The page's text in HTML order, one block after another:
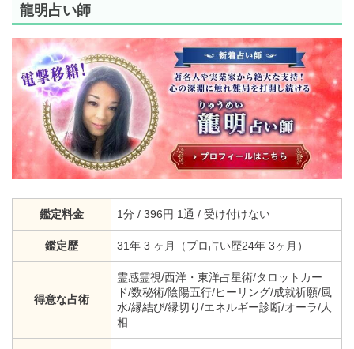
龍明占い師
鑑定料金 1分 / 396円 1通 / 受け付けない
鑑定歴 31年 3 ヶ月（プロ占い歴24年 3ヶ月）
得意な占術
霊感霊視/西洋・東洋占星術/タロットカー
ド/数秘術/陰陽五行/ヒーリング/成就祈願/風
水/縁結び/縁切り/エネルギー診断/オーラ/人
相